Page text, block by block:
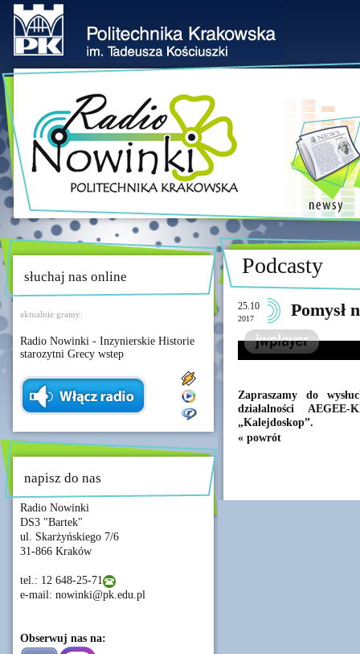
słuchaj nas online
aktualnie gramy:
Radio Nowinki - Inzynierskie Historie
starozytni Grecy wstep
napisz do nas
Radio Nowinki
DS3 "Bartek"
ul. Skarżyńskiego 7/6
31-866 Kraków
tel.: 12 648-25-71
e-mail: nowinki@pk.edu.pl
Obserwuj nas na:
Podcasty
25.10
2017 Pomysł
Zapraszamy do
działalności
„Kalejdoskop”.
« powrót